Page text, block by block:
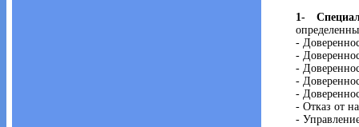
1-
-
-
-
-
-
- Отказ от
-